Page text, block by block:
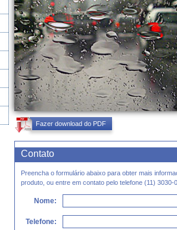
Fazer download do PDF
Contato
Preencha o formulário abaixo para obter mais
produto, ou entre em contato pelo telefone (11) 3030-
Nome:
Telefone: